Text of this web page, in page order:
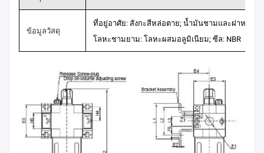
ข้อมูลวัสดุ
ที่อยู่อาศัย: สังกะสีหล่อตาย; น้ำมันชามและฝาหยด:
โลหะชามยาม: โลหะผสมอลูมิเนียม; ซีล: NBR